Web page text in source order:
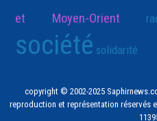
et Moyen-Orient
société solidarité
copyright © 2002-2025
reproduction et représentation réservés